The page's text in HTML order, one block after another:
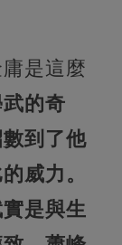
是這麼
的奇
到了他
威力。
是與生